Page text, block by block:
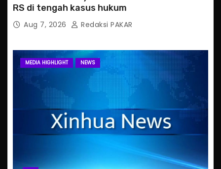
RS di tengah kasus hukum
Aug 7, 2026 Redaksi PAKAR
MEDIA HIGHLIGHT NEWS